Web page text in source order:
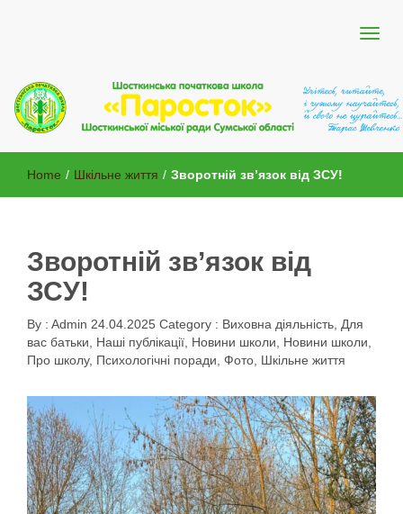
Шосткинська початкова школа
"Паросток"
Home / Шкільне життя / Зворотній зв’язок від ЗСУ!
Зворотній зв’язок від
ЗСУ!
By : Admin 24.04.2025 Category : Виховна діяльність, Для
вас батьки, Наші публікації, Новини школи, Новини школи,
Про школу, Психологічні поради, Фото, Шкільне життя